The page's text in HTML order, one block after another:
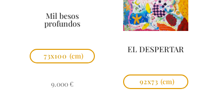
Mil besos
profundos
73x100 (cm)
9.000 €
EL DESPERTAR
92x73 (cm)